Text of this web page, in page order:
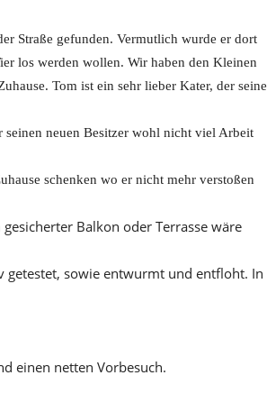
Straße gefunden. Vermutlich wurde er dort
los werden wollen. Wir haben den Kleinen
Tom ist ein sehr lieber Kater, der seine
neuen Besitzer wohl nicht viel Arbeit
schenken wo er nicht mehr verstoßen
Balkon oder Terrasse wäre
getestet, sowie entwurmt und entfloht. In
einen netten Vorbesuch.